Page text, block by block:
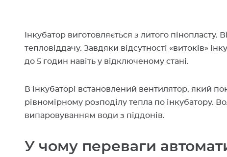
Інкубатор виготовляється з литого пінопласту.
тепловіддачу. Завдяки відсутності «витоків»
до 5 годин навіть у відключеному стані.
В інкубаторі встановлений вентилятор, який
рівномірному розподілу тепла по інкубатору.
випаровуванням води з піддонів.
У чому переваги